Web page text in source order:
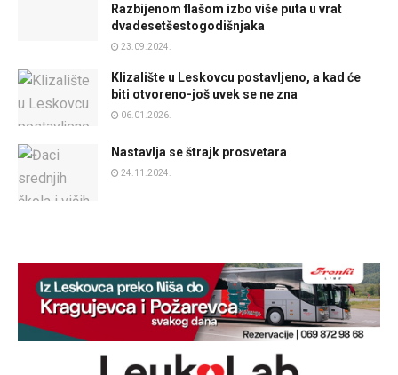
Razbijenom flašom izbo više puta u vrat
dvadesetšestogodišnjaka
23.09.2024.
Klizalište u Leskovcu postavljeno, a kad će
biti otvoreno-još uvek se ne zna
06.01.2026.
Nastavlja se štrajk prosvetara
24.11.2024.